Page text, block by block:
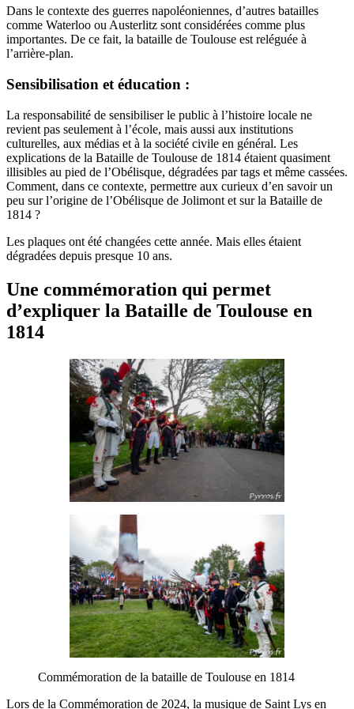
Dans le contexte des guerres napoléoniennes, d’autres batailles
comme Waterloo ou Austerlitz sont considérées comme plus
importantes. De ce fait, la bataille de Toulouse est reléguée à
l’arrière-plan.
Sensibilisation et éducation :
La responsabilité de sensibiliser le public à l’histoire locale ne
revient pas seulement à l’école, mais aussi aux institutions
culturelles, aux médias et à la société civile en général. Les
explications de la Bataille de Toulouse de 1814 étaient quasiment
illisibles au pied de l’Obélisque, dégradées par tags et même cassées.
Comment, dans ce contexte, permettre aux curieux d’en savoir un
peu sur l’origine de l’Obélisque de Jolimont et sur la Bataille de
1814 ?
Les plaques ont été changées cette année. Mais elles étaient
dégradées depuis presque 10 ans.
Une commémoration qui permet
d’expliquer la Bataille de Toulouse en
1814
Commémoration de la bataille de Toulouse en 1814
Lors de la Commémoration de 2024, la musique de Saint Lys en